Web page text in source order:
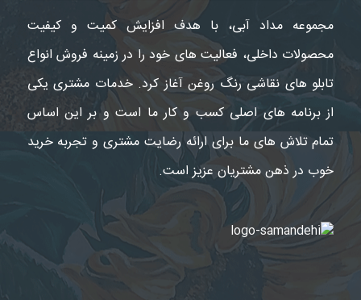
مجموعه مداد آبی، با هدف افزایش کمیت و کیفیت
محصولات داخلی، فعالیت های خود را در زمینه فروش انواع
تابلو های نقاشی رنگ روغن آغاز کرد. خدمات مشتری یکی
از برنامه های اصلی کسب و کار ما است و بر این اساس
تمام تلاش های ما برای ارائه رضایت مشتری و تجربه خرید
خوب در ذهن مشتریان عزیز است.